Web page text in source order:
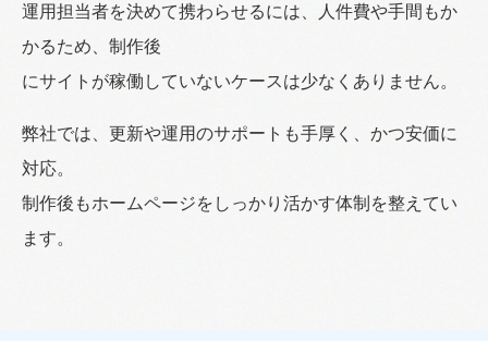
OSAKA Office SITE
運用担当者を決めて携わらせるには、人件費や手間もか
かるため、制作後
にサイトが稼働していないケースは少なくありません。
弊社では、更新や運用のサポートも手厚く、かつ安価に
対応。
制作後もホームページをしっかり活かす体制を整えてい
ます。